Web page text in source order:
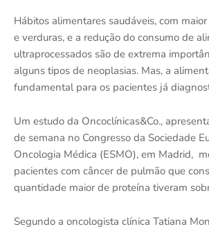
Hábitos alimentares saudáveis, com
e verduras, e a redução do consumo de
ultraprocessados são de extrema
alguns tipos de neoplasias. Mas, a
fundamental para os pacientes já
Um estudo da Oncoclínicas&Co.,
de semana no Congresso da Sociedade
Oncologia Médica (ESMO), em Madrid,
pacientes com câncer de pulmão que
quantidade maior de proteína tiveram
Segundo a oncologista clínica Tatiana